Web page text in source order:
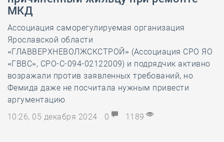
МКД
Ассоциация саморегулируемая организация
Ярославской области
«ГЛАВВЕРХНЕВОЛЖСКСТРОЙ» (Ассоциация СРО ЯО
«ГВВС», СРО-С-094-02122009) и подрядчик активно
возражали против заявленных требований, но
Фемида даже не посчитала нужным привести
аргументацию
10:26, 05 декабря 2024
0 1189